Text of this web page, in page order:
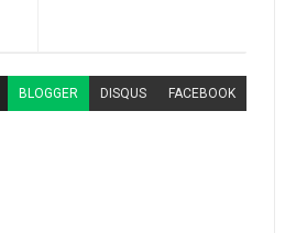
BLOGGER DISQUS FACEBOOK